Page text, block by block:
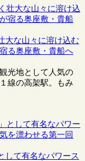
大な山々に溶け込む
る奥座敷・貴船へ
光地として人気の
線の高架駅。もみ
して有名なパワース